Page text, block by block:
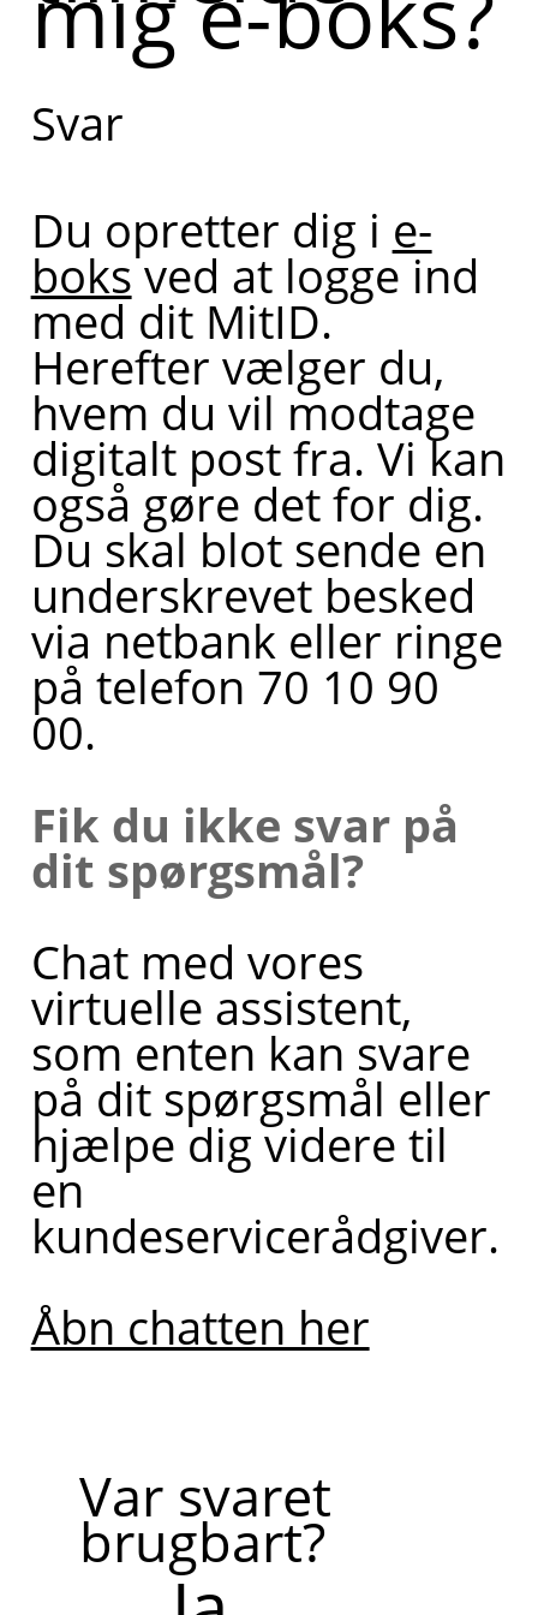
Svar
Du opretter dig i e-
boksved at logge ind
med dit MitID.
Herefter vælger du,
hvem du vil modtage
digitalt post fra. Vi kan
også gøre det for dig.
Du skal blot sende en
underskrevet besked
via netbank eller ringe
på telefon 70 10 90
00.
Fik du ikke svar på
dit spørgsmål?
Chat med vores
virtuelle assistent,
som enten kan svare
på dit spørgsmål eller
hjælpe dig videre til
en
kundeservicerådgiver.
Åbn chatten her
Var svaret
brugbart?